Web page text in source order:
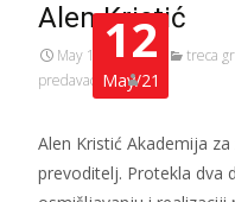
12
May/21
Alen Kristić
May 12, 2021 treca
predavaci
afw
Alen Kristić Akademija
prevoditelj. Protekla dva